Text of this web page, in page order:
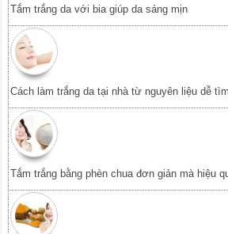
Tắm trắng da với bia giúp da sáng mịn
Cách làm trắng da tại nhà từ nguyên liệu dễ tìm
Tắm trắng bằng phèn chua đơn giản mà hiệu